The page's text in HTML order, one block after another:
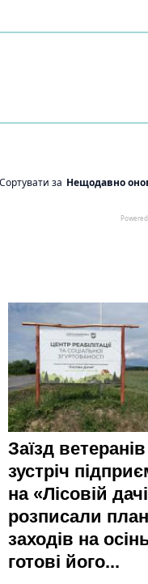
Заїзд
зустріч
на «Лісовій
розписали план
заходів на
готові його...